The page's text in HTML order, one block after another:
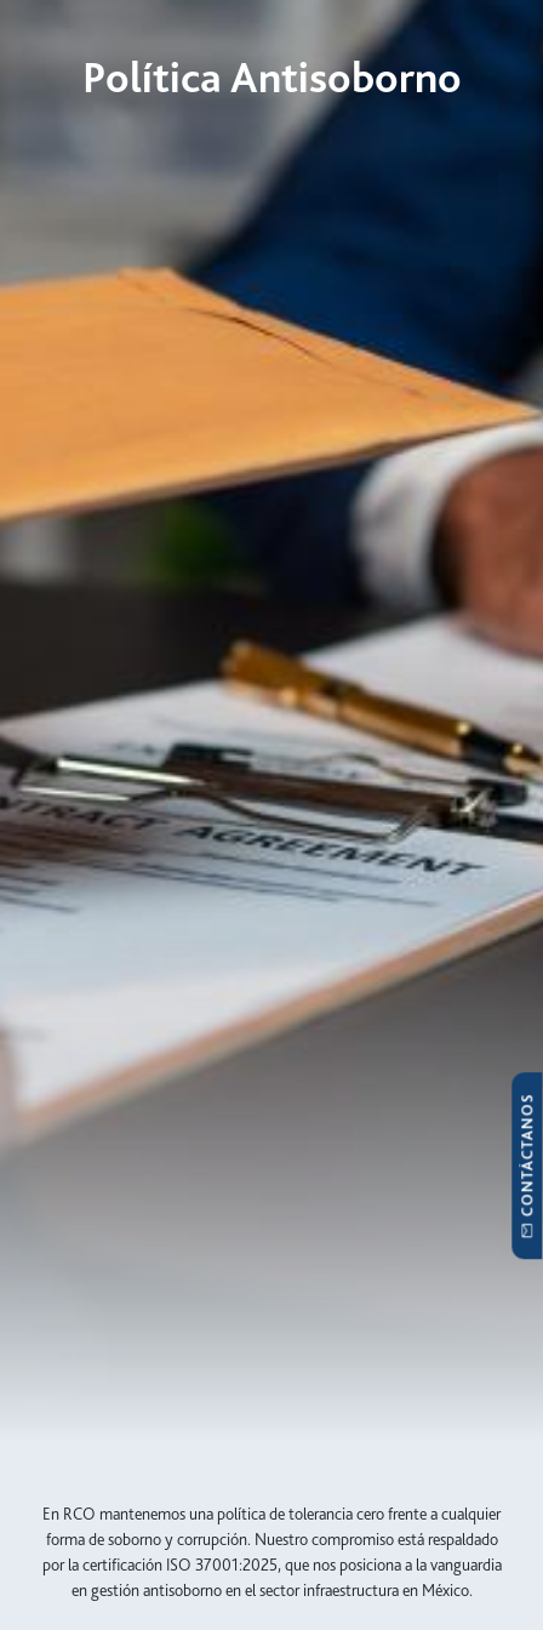
Política Antisoborno
En RCO mantenemos una política de tolerancia cero frente a cualquier
forma de soborno y corrupción. Nuestro compromiso está respaldado
por la certificación ISO 37001:2025, que nos posiciona a la vanguardia
en gestión antisoborno en el sector infraestructura en México.
CONTÁCTANOS